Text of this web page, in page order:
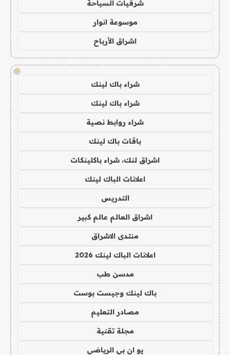
شرقيات السياحة
موسوعة انوار
اشراق الأرباح
!
شراء باك لينك
شراء باك لينك
شراء روابط نصية
باقات باك لينك
اشراق لنك، شراء باكلينكات
اعلانات الباك لينك
التدريس
اشراق العالم عالم كبير
منتدى الاشراق
اعلانات الباك لينك 2026
مدسن طب
باك لينك وجيست بوست
مصادر التعليم
مجلة تقنية
يو ان بي الرياضي